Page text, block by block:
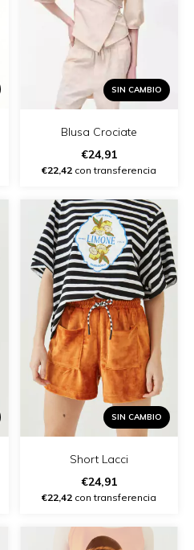
SIN CAMBIO
Blusa Crociate
€24,91
€22,42 con transferencia
SIN CAMBIO
Short Lacci
€24,91
€22,42 con transferencia